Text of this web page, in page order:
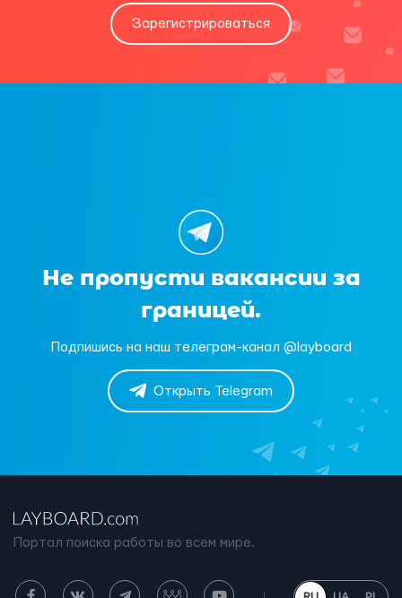
Зарегистрироваться
Не пропусти вакансии за
границей.
Подпишись на наш телеграм-канал @layboard
Открыть Telegram
Портал поиска работы во всем мире.